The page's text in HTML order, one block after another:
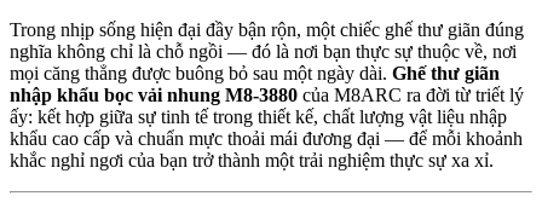
Trong nhịp sống hiện đại đầy bận rộn, một chiếc ghế thư giãn đúng
nghĩa không chỉ là chỗ ngồi — đó là nơi bạn thực sự thuộc về, nơi
mọi căng thẳng được buông bỏ sau một ngày dài. Ghế thư giãn
nhập khẩu bọc vải nhung M8-3880 của M8ARC ra đời từ triết lý
ấy: kết hợp giữa sự tinh tế trong thiết kế, chất lượng vật liệu nhập
khẩu cao cấp và chuẩn mực thoải mái đương đại — để mỗi khoảnh
khắc nghỉ ngơi của bạn trở thành một trải nghiệm thực sự xa xỉ.